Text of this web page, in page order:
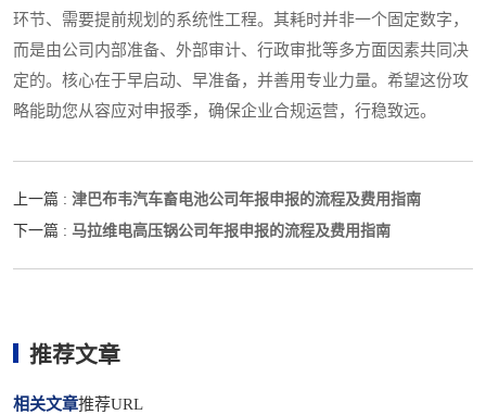
环节、需要提前规划的系统性工程。其耗时并非一个固定数字，
而是由公司内部准备、外部审计、行政审批等多方面因素共同决
定的。核心在于早启动、早准备，并善用专业力量。希望这份攻
略能助您从容应对申报季，确保企业合规运营，行稳致远。
上一篇 : 津巴布韦汽车畜电池公司年报申报的流程及费用指南
下一篇 : 马拉维电高压锅公司年报申报的流程及费用指南
推荐文章
相关文章推荐URL